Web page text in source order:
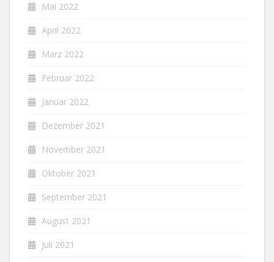
Mai 2022
April 2022
März 2022
Februar 2022
Januar 2022
Dezember 2021
November 2021
Oktober 2021
September 2021
August 2021
Juli 2021